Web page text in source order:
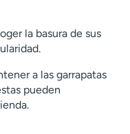
la basura de sus
a las garrapatas
pueden